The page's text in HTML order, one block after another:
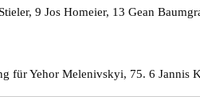
9 Jos Homeier, 13 Gean
für Yehor Melenivskyi, 75. 6 Jannis